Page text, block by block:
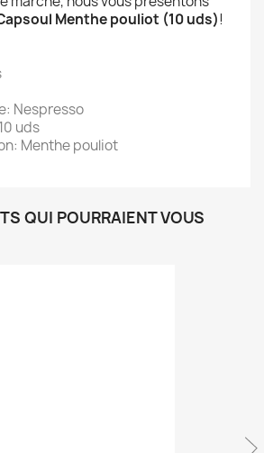
Menthe pouliot (10 uds)!
Nespresso
uds
Menthe pouliot
QUI POURRAIENT VOUS